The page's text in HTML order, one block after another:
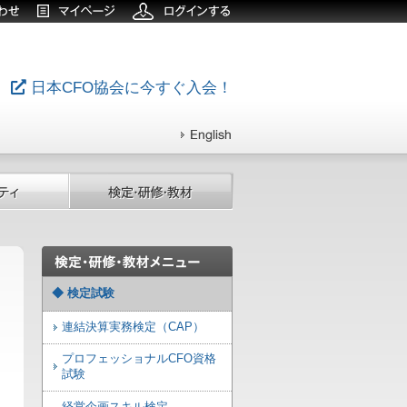
日本CFO協会に今すぐ入会！
◆ 検定試験
連結決算実務検定（CAP）
プロフェッショナルCFO資格
試験